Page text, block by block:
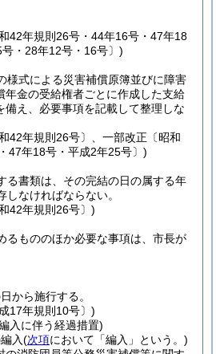
42年規則26号・44年16号・47年18
・28年12号・16号〕)
様式による災害補償原簿並びに障害
年金の受給権者ごとに作成した支給
備え、必要事項を記載して整理しな
42年規則26号〕、一部改正〔昭和
47年18号・平成2年25号〕)
る書類は、その完結の日の属する年
なければならない。
42年規則26号〕)
るもののほか必要な事項は、市長が
から施行する。
17年規則10号〕)
入に伴う経過措置)
入(次項において「編入」という。)